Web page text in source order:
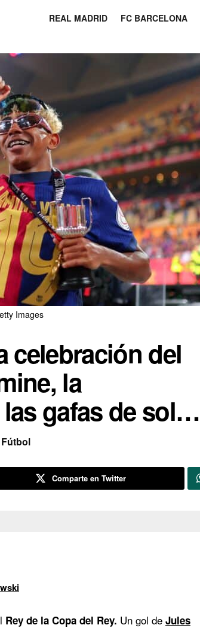
REAL MADRID FC BARCELONA
Images
celebración del
la
gafas de sol…
Fútbol
Comparte en Twitter
Rey de la Copa del Rey. Un gol de Jules